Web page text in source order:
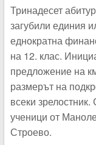
Тринадесет
загубили единия
еднократна
на 12. клас.
предложение на
размерът на
всеки
ученици от
Строево.